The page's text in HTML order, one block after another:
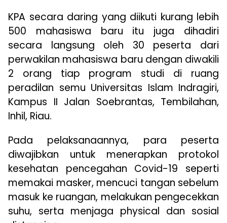
KPA secara daring yang diikuti kurang lebih
500 mahasiswa baru itu juga dihadiri
secara langsung oleh 30 peserta dari
perwakilan mahasiswa baru dengan diwakili
2 orang tiap program studi di ruang
peradilan semu Universitas Islam Indragiri,
Kampus II Jalan Soebrantas, Tembilahan,
Inhil, Riau.
Pada pelaksanaannya, para peserta
diwajibkan untuk menerapkan protokol
kesehatan pencegahan Covid-19 seperti
memakai masker, mencuci tangan sebelum
masuk ke ruangan, melakukan pengecekkan
suhu, serta menjaga physical dan sosial